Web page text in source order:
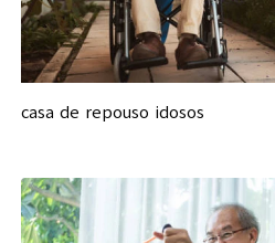
casa de repouso idosos